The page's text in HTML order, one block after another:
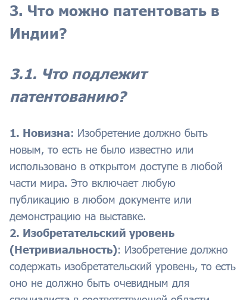
3. Что можно патентовать в
Индии?
3.1. Что подлежит
патентованию?
1. Новизна: Изобретение должно быть
новым, то есть не было известно или
использовано в открытом доступе в любой
части мира. Это включает любую
публикацию в любом документе или
демонстрацию на выставке.
2. Изобретательский уровень
(Нетривиальность): Изобретение должно
содержать изобретательский уровень, то есть
оно не должно быть очевидным для